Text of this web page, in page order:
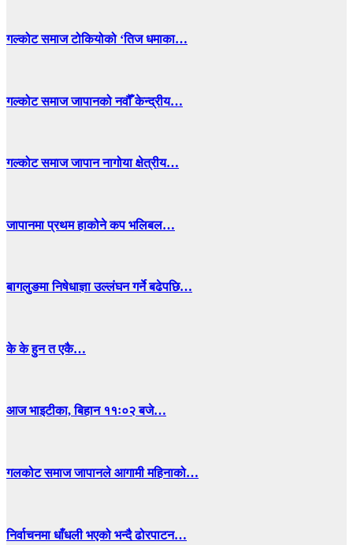
गल्कोट समाज टोकियोको ‘तिज धमाका…
गल्कोट समाज जापानको नवौँ केन्द्रीय…
गल्कोट समाज जापान नागोया क्षेत्रीय…
जापानमा प्रथम हाकोने कप भलिबल…
बागलुङमा निषेधाज्ञा उल्लंघन गर्ने बढेपछि…
के के हुन त एकै…
आज भाइटीका, बिहान ११ः०२ बजे…
गलकोट समाज जापानले आगामी महिनाको…
निर्वाचनमा धाँधली भएको भन्दै ढोरपाटन…